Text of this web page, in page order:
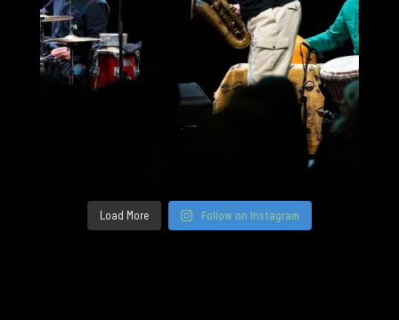
Load More Follow on Instagram